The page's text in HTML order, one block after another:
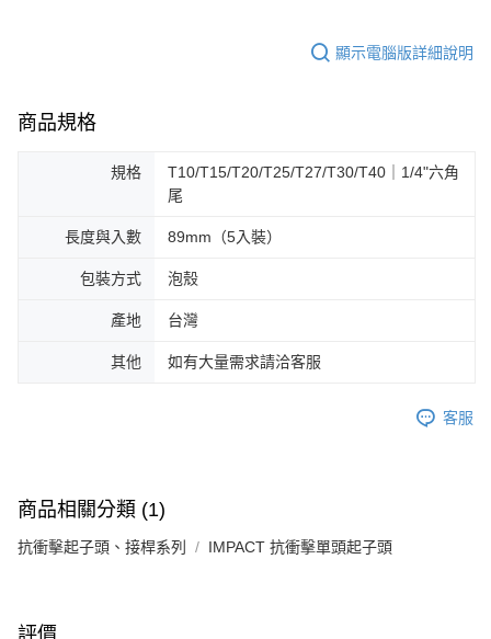
顯示電腦版詳細說明
商品規格
規格
T10/T15/T20/T25/T27/T30/T40｜1/4"六角
尾
長度與入數 89mm（5入裝）
包裝方式 泡殼
產地 台灣
其他 如有大量需求請洽客服
客服
商品相關分類 (1)
抗衝擊起子頭、接桿系列 IMPACT 抗衝擊單頭起子頭